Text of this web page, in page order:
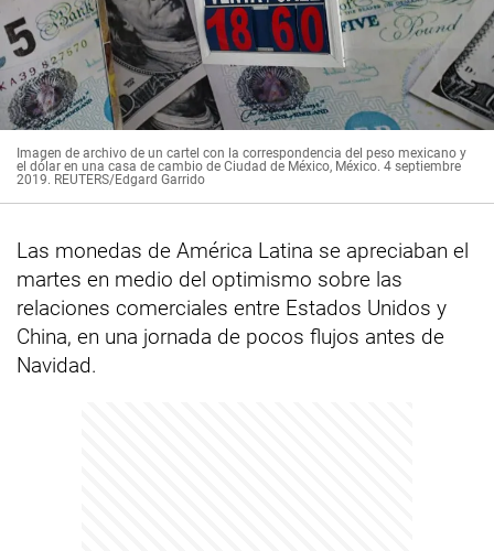
Imagen de archivo de un cartel con la correspondencia del peso mexicano y
el dólar en una casa de cambio de Ciudad de México, México. 4 septiembre
2019. REUTERS/Edgard Garrido
Las monedas de América Latina se apreciaban el
martes en medio del optimismo sobre las
relaciones comerciales entre Estados Unidos y
China, en una jornada de pocos flujos antes de
Navidad.